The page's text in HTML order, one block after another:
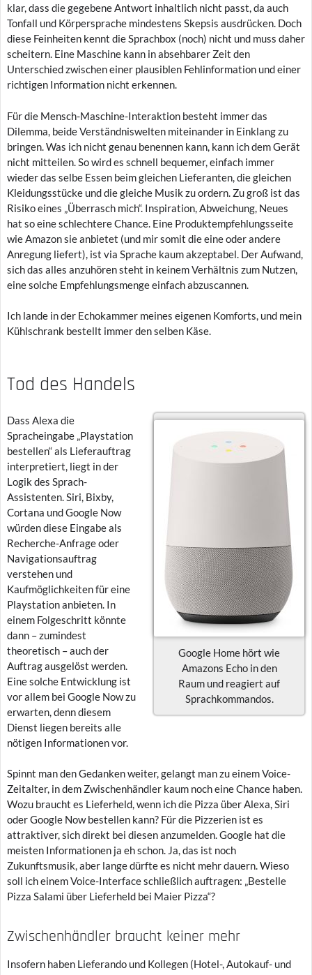
klar, dass die gegebene Antwort inhaltlich nicht passt, da auch
Tonfall und Körpersprache mindestens Skepsis ausdrücken. Doch
diese Feinheiten kennt die Sprachbox (noch) nicht und muss daher
scheitern. Eine Maschine kann in absehbarer Zeit den
Unterschied zwischen einer plausiblen Fehlinformation und einer
richtigen Information nicht erkennen.
Für die Mensch-Maschine-Interaktion besteht immer das
Dilemma, beide Verständniswelten miteinander in Einklang zu
bringen. Was ich nicht genau benennen kann, kann ich dem Gerät
nicht mitteilen. So wird es schnell bequemer, einfach immer
wieder das selbe Essen beim gleichen Lieferanten, die gleichen
Kleidungsstücke und die gleiche Musik zu ordern. Zu groß ist das
Risiko eines „Überrasch mich“. Inspiration, Abweichung, Neues
hat so eine schlechtere Chance. Eine Produktempfehlungsseite
wie Amazon sie anbietet (und mir somit die eine oder andere
Anregung liefert), ist via Sprache kaum akzeptabel. Der Aufwand,
sich das alles anzuhören steht in keinem Verhältnis zum Nutzen,
eine solche Empfehlungsmenge einfach abzuscannen.
Ich lande in der Echokammer meines eigenen Komforts, und mein
Kühlschrank bestellt immer den selben Käse.
Tod des Handels
Google Home hört wie
Amazons Echo in den
Raum und reagiert auf
Sprachkommandos.
Dass Alexa die
Spracheingabe „Playstation
bestellen“ als Lieferauftrag
interpretiert, liegt in der
Logik des Sprach-
Assistenten. Siri, Bixby,
Cortana und Google Now
würden diese Eingabe als
Recherche-Anfrage oder
Navigationsauftrag
verstehen und
Kaufmöglichkeiten für eine
Playstation anbieten. In
einem Folgeschritt könnte
dann – zumindest
theoretisch – auch der
Auftrag ausgelöst werden.
Eine solche Entwicklung ist
vor allem bei Google Now zu
erwarten, denn diesem
Dienst liegen bereits alle
nötigen Informationen vor.
Spinnt man den Gedanken weiter, gelangt man zu einem Voice-
Zeitalter, in dem Zwischenhändler kaum noch eine Chance haben.
Wozu braucht es Lieferheld, wenn ich die Pizza über Alexa, Siri
oder Google Now bestellen kann? Für die Pizzerien ist es
attraktiver, sich direkt bei diesen anzumelden. Google hat die
meisten Informationen ja eh schon. Ja, das ist noch
Zukunftsmusik, aber lange dürfte es nicht mehr dauern. Wieso
soll ich einem Voice-Interface schließlich auftragen: „Bestelle
Pizza Salami über Lieferheld bei Maier Pizza“?
Zwischenhändler braucht keiner mehr
Insofern haben Lieferando und Kollegen (Hotel-, Autokauf- und